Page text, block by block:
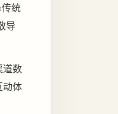
统
导
道数
动体